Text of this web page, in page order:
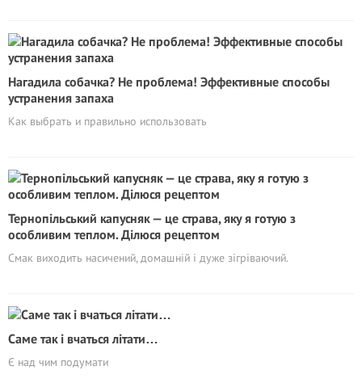
Нагадила собачка? Не проблема! Эффективные способы
устранения запаха
Как выбрать и правильно использовать
Тернопільський капусняк — це страва, яку я готую з
особливим теплом. Ділюся рецептом
Смак виходить насичений, домашній і дуже зігріваючий.
Саме так і вчаться літати…
Є над чим подумати